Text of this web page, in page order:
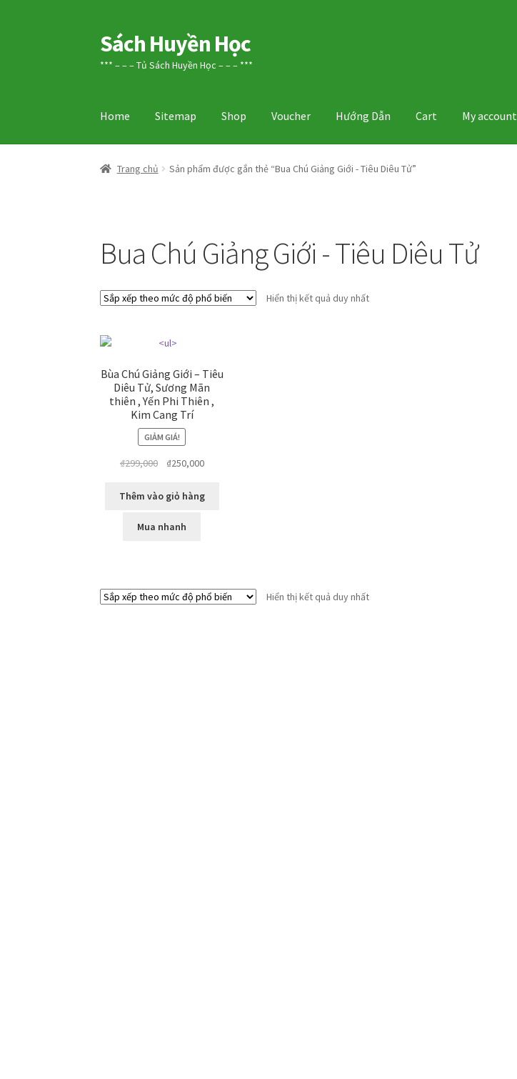
Đi
đến
Chuyển
đến
Sách Huyền Học
*** – – – Tủ Sách Huyền Học – – – ***
Home Sitemap Shop Voucher Hướng Dẫn Cart My account
Trang chủ Sản phẩm được gắn thẻ “Bua Chú Giảng Giới - Tiêu Diêu Tử”
Bua Chú Giảng Giới - Tiêu Diêu Tử
Hiển thị kết quả duy nhất
Bùa Chú Giảng Giới – Tiêu
Diêu Tử, Sương Mãn
thiên , Yến Phi Thiên ,
Kim Cang Trí
GIẢM GIÁ!
₫299,000
Giá
là:
₫250,000Giá
tại
Thêm vào giỏ hàng
Mua nhanh
Hiển thị kết quả duy nhất